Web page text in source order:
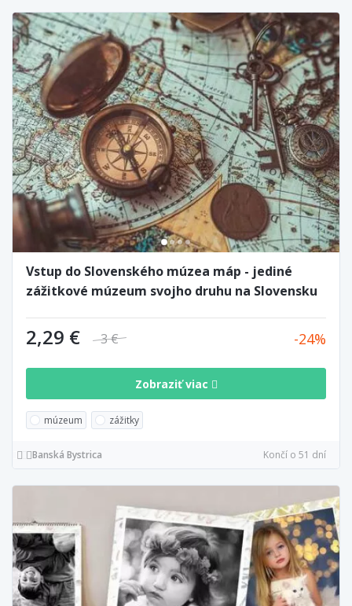
Vstup do Slovenského múzea máp - jediné
zážitkové múzeum svojho druhu na Slovensku
2,29 € 3 € 24
Zobraziť viac
múzeum zážitky
Banská Bystrica Končí o 51 dní